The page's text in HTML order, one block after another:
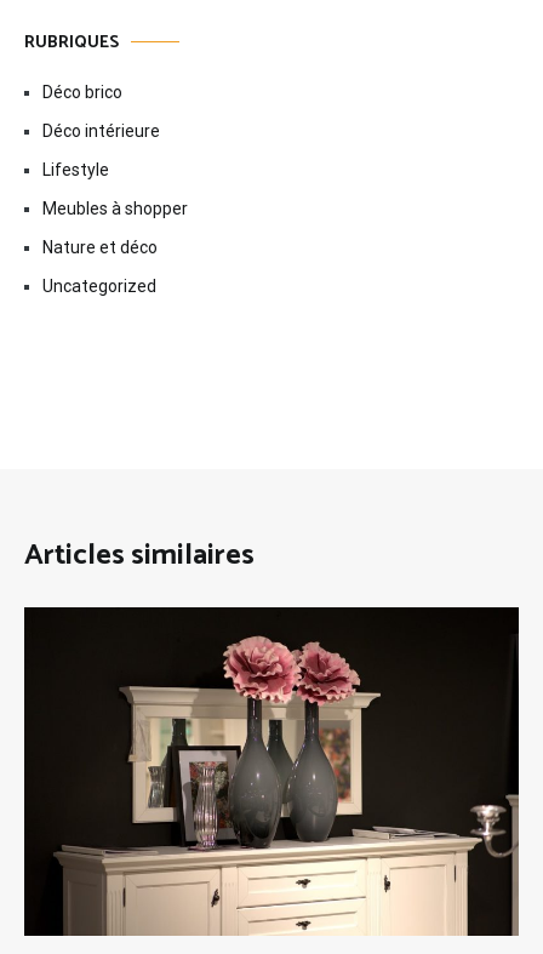
RUBRIQUES
Déco brico
Déco intérieure
Lifestyle
Meubles à shopper
Nature et déco
Uncategorized
Articles similaires